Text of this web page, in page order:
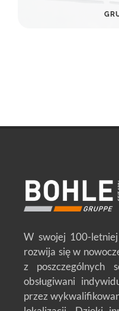
W swojej 100-
rozwija się w
z poszczególnych
obsługiwani
przez